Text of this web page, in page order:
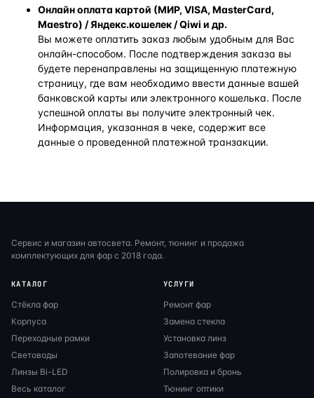
Онлайн оплата картой (МИР, VISA, MasterCard,
Maestro) / Яндекс.кошелек / Qiwi и др.
Вы можете оплатить заказ любым удобным для Вас
онлайн-способом. После подтверждения заказа вы
будете перенаправлены на защищенную платежную
страницу, где вам необходимо ввести данные вашей
банковской карты или электронного кошелька. После
успешной оплаты вы получите электронный чек.
Информация, указанная в чеке, содержит все
данные о проведенной платежной транзакции.
Сервис и магазин автосвета. Ремонт, тюнинг и продажа
комплектующих для фар с 2018 года.
КАТАЛОГ
Стёкла фар
Корпуса
Переходные рамки
Световоды
Линзы Bi-LED
Весь каталог
УСЛУГИ
Ремонт фар
Замена стекла
Установка линз
Запотевание фар
Полировка и бронь
Тюнинг оптики